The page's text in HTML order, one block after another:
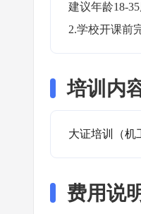
建议年龄18-
2.学校开课前
培训内
大证培训（机
费用说